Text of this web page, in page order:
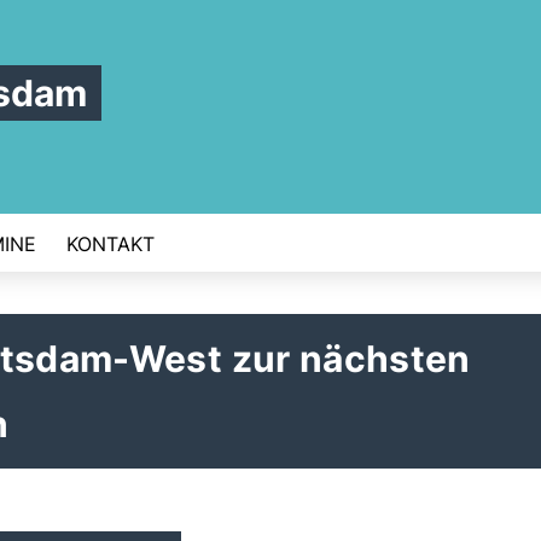
KONTAKT
West zur nächsten